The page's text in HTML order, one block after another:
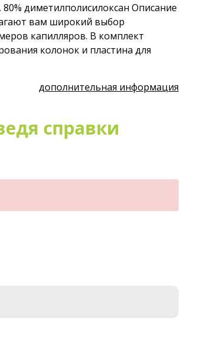
диметилполисилоксан Описание
вам широкий выбор
капилляров. В комплект
колонок и пластина для
дополнительная информация
справки